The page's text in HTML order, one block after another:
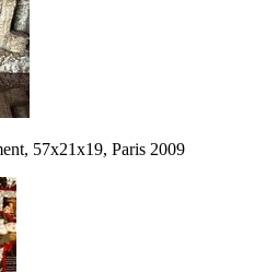
57x21x19, Paris 2009